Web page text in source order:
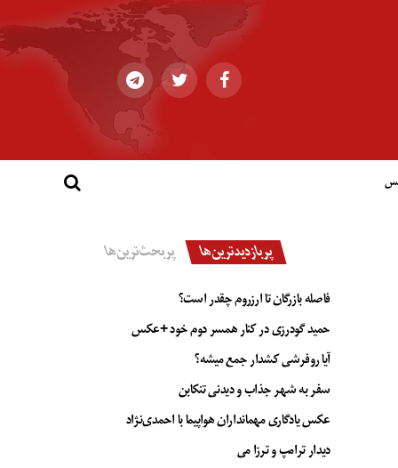
پربازدیدترین‌ها پربحث‌ترین‌ها
فاصله بازرگان تا ارزروم چقدر است؟
حمید گودرزی در کنار همسر دوم خود +عکس
آیا روفرشی کشدار جمع میشه؟
سفر به شهر جذاب و دیدنی تنکابن
عکس یادگاری مهمانداران هواپیما با احمدی‌نژاد
دیدار ترامپ و ترزا می